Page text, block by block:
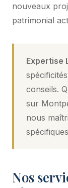
nouveaux
patrimonial
Expertise
conseils.
sur
nous
Nos